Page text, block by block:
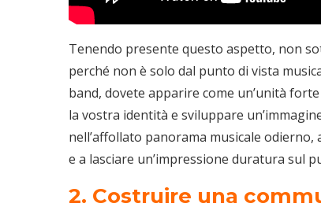
Tenendo presente questo aspetto, non
perché non è solo dal punto di vista
band, dovete apparire come un’unità
la vostra identità e sviluppare
nell’affollato panorama musicale odierno,
e a lasciare un’impressione duratura sul
2. Costruire una